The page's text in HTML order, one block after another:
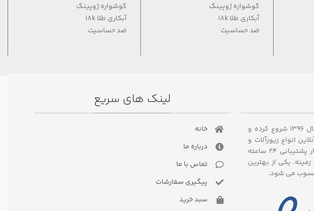
گوشواره ژوپینگ
آبکاری طلا 18k
ضد حساسیت
گوشواره ژوپینگ
آبکاری طلا 18k
ضد حساسیت
فروشگاه آدیناست فعالیت خود را در سال ۱۳۹۶ شروع کرده و
انواع زیورآلات و
ساعت های مچی از تمام برند ها در کنار پشتیبانی ۲۴ ساعته
در این زمینه، یکی از بهترین
می شود.
لینک های سریع
خانه
درباره ما
تماس با ما
پیگیری سفارشات
سبد خرید